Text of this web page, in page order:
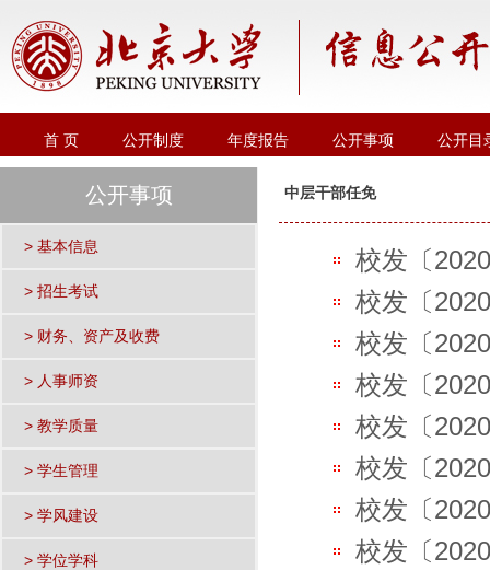
首 页 公开制度 年度报告 公开事项 公开目
公开事项
> 基本信息
> 招生考试
> 财务、资产及收费
> 人事师资
> 教学质量
> 学生管理
> 学风建设
> 学位学科
中层干部任免
校发〔
校发〔
校发〔
校发〔
校发〔
校发〔
校发〔
校发〔